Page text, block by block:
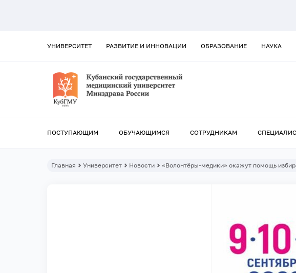
УНИВЕРСИТЕТ РАЗВИТИЕ И ИННОВАЦИИ ОБРАЗОВАНИЕ НАУКА
ПОСТУПАЮЩИМ ОБУЧАЮЩИМСЯ СОТРУДНИКАМ
Главная Университет Новости «Волонтёры-медики» окажут помощь